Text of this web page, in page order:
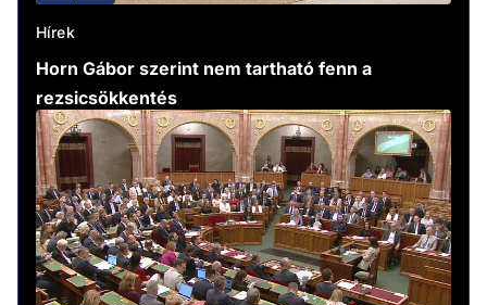
Hírek
Horn Gábor szerint nem tartható fenn a
rezsicsökkentés